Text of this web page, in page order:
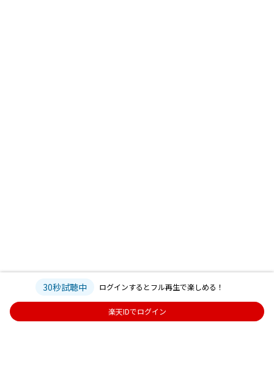
30秒試聴中 ログインするとフル再生で楽しめる！
楽天IDでログイン